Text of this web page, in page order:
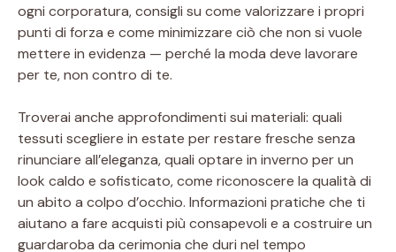
ogni corporatura, consigli su come valorizzare i propri
punti di forza e come minimizzare ciò che non si vuole
mettere in evidenza — perché la moda deve lavorare
per te, non contro di te.
Troverai anche approfondimenti sui materiali: quali
tessuti scegliere in estate per restare fresche senza
rinunciare all’eleganza, quali optare in inverno per un
look caldo e sofisticato, come riconoscere la qualità di
un abito a colpo d’occhio. Informazioni pratiche che ti
aiutano a fare acquisti più consapevoli e a costruire un
guardaroba da cerimonia che duri nel tempo